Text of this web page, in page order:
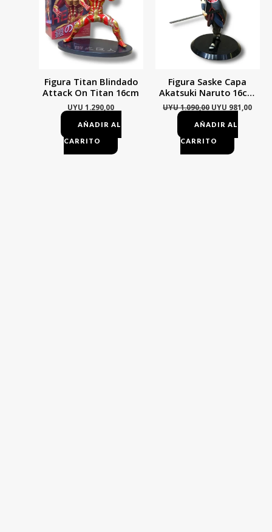
Figura Titan Blindado
Attack On Titan 16cm
UYU 1.290,00
AÑADIR AL
CARRITO
Figura Saske Capa
Akatsuki Naruto 16cm
Mundogeek
UYU1.090,00
UYU 1.090,00.
UYU 981,00
AÑADIR AL
CARRITO